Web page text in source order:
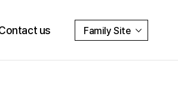
us Family Site